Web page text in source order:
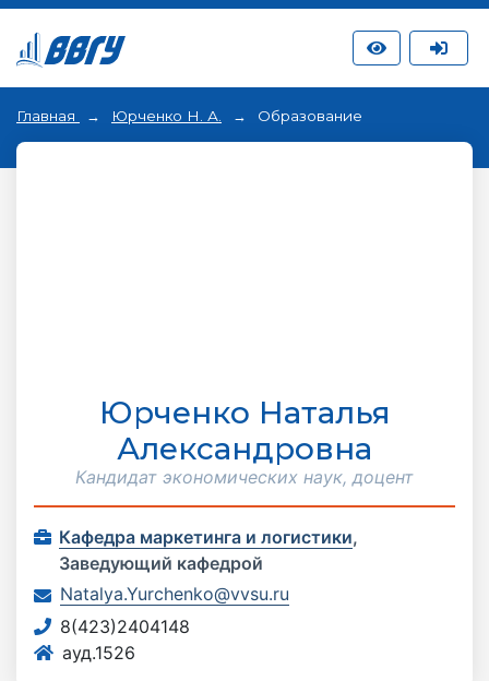
Главная Юрченко Н. А. Образование
Юрченко Наталья
Александровна
Кандидат экономических наук, доцент
Кафедра маркетинга и логистики,
Заведующий кафедрой
Natalya.Yurchenko@vvsu.ru
8(423)2404148
ауд.1526